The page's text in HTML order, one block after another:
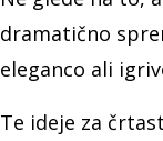
dramatično
eleganco ali
Te ideje za